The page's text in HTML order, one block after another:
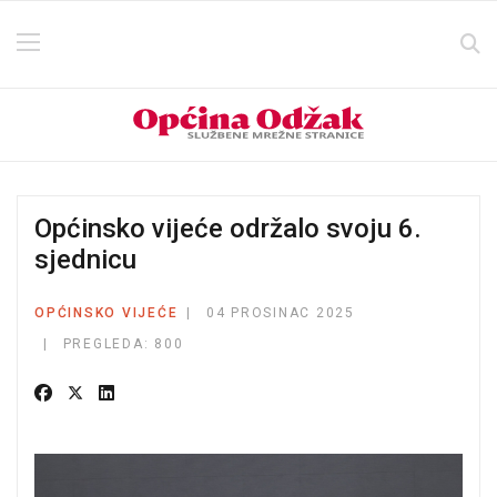
Općinsko vijeće održalo svoju 6.
sjednicu
OPĆINSKO VIJEĆE
04 PROSINAC 2025
PREGLEDA: 800